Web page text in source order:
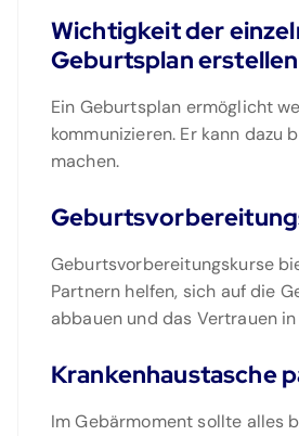
Wichtigkeit der
Geburtsplan erstellen
Ein Geburtsplan ermöglicht
kommunizieren. Er kann dazu
machen.
Geburtsvorbereitungskurse
Partnern helfen, sich auf die
abbauen und das Vertrauen
Krankenhaustasche
Im Gebärmoment sollte alles